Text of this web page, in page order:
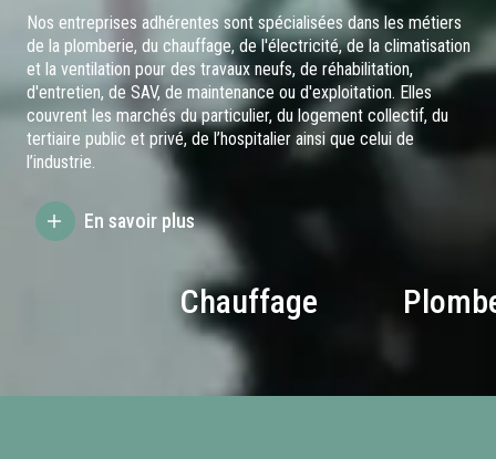
Nos entreprises adhérentes sont spécialisées dans les métiers
de la plomberie, du chauffage, de l'électricité, de la climatisation
et la ventilation pour des travaux neufs, de réhabilitation,
d'entretien, de SAV, de maintenance ou d'exploitation. Elles
couvrent les marchés du particulier, du logement collectif, du
tertiaire public et privé, de l’hospitalier ainsi que celui de
l’industrie.
En savoir plus
Chauffage